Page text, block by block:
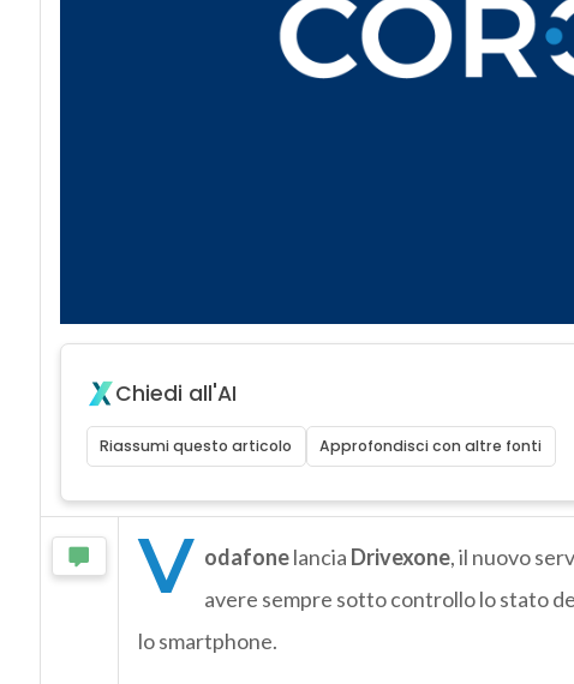
Chiedi all'AI
Riassumi questo articolo Approfondisci con altre fonti
V odafonelancia Drivexone, il nuovo
avere sempre sotto controllo lo stato
lo smartphone.